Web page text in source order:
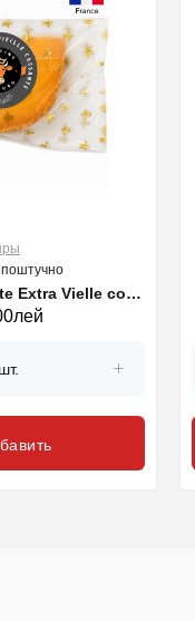
поштучно
Extra Vielle cow
g (47756)